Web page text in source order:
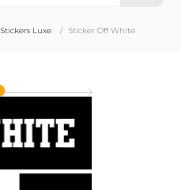
Stickers Luxe Sticker Off White